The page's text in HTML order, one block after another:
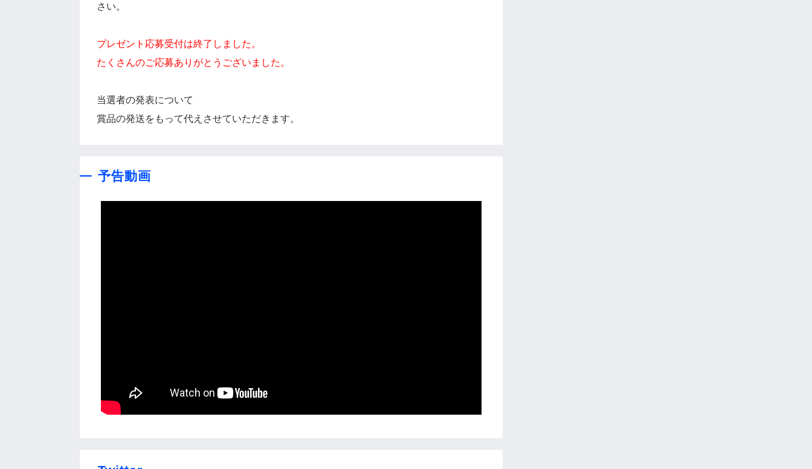
さい。
プレゼント応募受付は終了しました。
たくさんのご応募ありがとうございました。
当選者の発表について
賞品の発送をもって代えさせていただきます。
予告動画